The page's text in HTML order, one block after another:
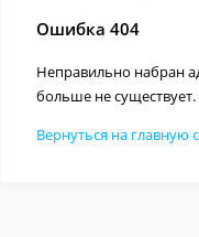
Ошибка 404
Неправильно набран
больше не существует.
Вернуться на главную